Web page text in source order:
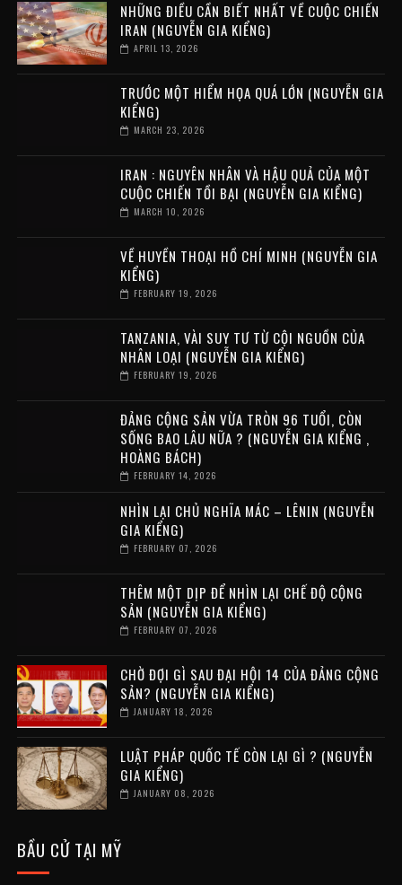
NHỮNG ĐIỀU CẦN BIẾT NHẤT VỀ CUỘC CHIẾN
IRAN (NGUYỄN GIA KIỂNG)
APRIL 13, 2026
TRƯỚC MỘT HIỂM HỌA QUÁ LỚN (NGUYỄN GIA
KIỂNG)
MARCH 23, 2026
IRAN : NGUYÊN NHÂN VÀ HẬU QUẢ CỦA MỘT
CUỘC CHIẾN TỒI BẠI (NGUYỄN GIA KIỂNG)
MARCH 10, 2026
VỀ HUYỀN THOẠI HỒ CHÍ MINH (NGUYỄN GIA
KIỂNG)
FEBRUARY 19, 2026
TANZANIA, VÀI SUY TƯ TỪ CỘI NGUỒN CỦA
NHÂN LOẠI (NGUYỄN GIA KIỂNG)
FEBRUARY 19, 2026
ĐẢNG CỘNG SẢN VỪA TRÒN 96 TUỔI, CÒN
SỐNG BAO LÂU NỮA ? (NGUYỄN GIA KIỂNG ,
HOÀNG BÁCH)
FEBRUARY 14, 2026
NHÌN LẠI CHỦ NGHĨA MÁC – LÊNIN (NGUYỄN
GIA KIỂNG)
FEBRUARY 07, 2026
THÊM MỘT DỊP ĐỂ NHÌN LẠI CHẾ ĐỘ CỘNG
SẢN (NGUYỄN GIA KIỂNG)
FEBRUARY 07, 2026
CHỜ ĐỢI GÌ SAU ĐẠI HỘI 14 CỦA ĐẢNG CỘNG
SẢN? (NGUYỄN GIA KIỂNG)
JANUARY 18, 2026
LUẬT PHÁP QUỐC TẾ CÒN LẠI GÌ ? (NGUYỄN
GIA KIỂNG)
JANUARY 08, 2026
BẦU CỬ TẠI MỸ